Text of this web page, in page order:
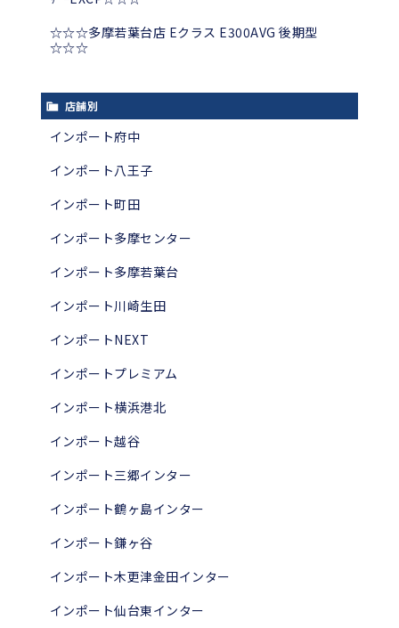
☆☆☆多摩若葉台店 Eクラス E300AVG 後期型
☆☆☆
店舗別
インポート府中
インポート八王子
インポート町田
インポート多摩センター
インポート多摩若葉台
インポート川崎生田
インポートNEXT
インポートプレミアム
インポート横浜港北
インポート越谷
インポート三郷インター
インポート鶴ヶ島インター
インポート鎌ヶ谷
インポート木更津金田インター
インポート仙台東インター